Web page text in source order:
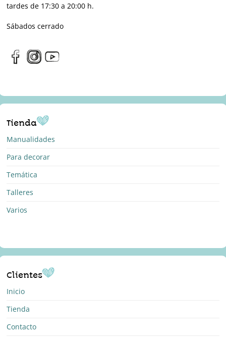
tardes de 17:30 a 20:00 h.
Sábados cerrado
Tienda
Manualidades
Para decorar
Temática
Talleres
Varios
Clientes
Inicio
Tienda
Contacto